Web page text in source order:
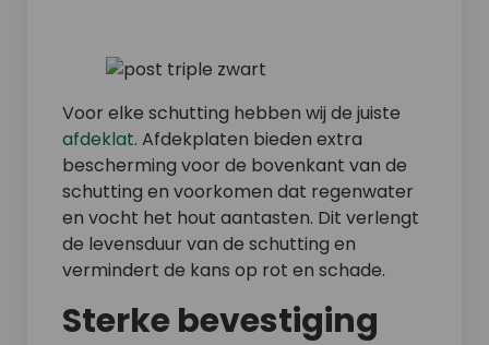
Voor elke schutting hebben wij de juiste
afdeklat. Afdekplaten bieden extra
bescherming voor de bovenkant van de
schutting en voorkomen dat regenwater
en vocht het hout aantasten. Dit verlengt
de levensduur van de schutting en
vermindert de kans op rot en schade.
Sterke bevestiging